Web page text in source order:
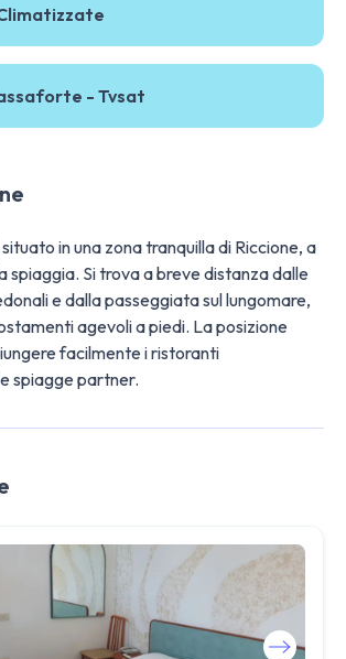
- Tvsat
in una zona tranquilla di Riccione, a
spiaggia. Si trova a breve distanza dalle
e dalla passeggiata sul lungomare,
agevoli a piedi. La posizione
facilmente i ristoranti
spiagge partner.